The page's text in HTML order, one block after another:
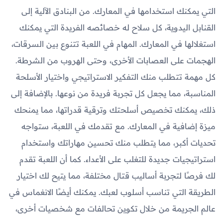
التي يمكنك استخدامها في المعارك. من البنادق الآلية إلى
القنابل اليدوية، كل سلاح له خصائصه الفريدة التي يمكنك
استغلالها في المعارك. المهام في اللعبة تتنوع بين السرقات،
الهجمات على العصابات الأخرى، وحتى الهروب من الشرطة.
كل مهمة تتطلب منك التفكير الاستراتيجي واختيار الأسلحة
المناسبة، مما يجعل كل تجربة فريدة من نوعها. بالإضافة إلى
ذلك، يمكنك تخصيص أسلحتك وترقية قدراتها، مما يمنحك
ميزة إضافية في المعارك. مع تقدمك في اللعبة، ستواجه
تحديات أكبر، مما يتطلب منك تحسين مهاراتك واستخدام
استراتيجيات جديدة للتغلب على الأعداء. كما أن اللعبة تقدم
لك فرصًا لتجربة أساليب قتال مختلفة، مما يتيح لك اختيار
الطريقة التي تناسب أسلوب لعبك. يمكنك أيضًا الانغماس في
عالم الجريمة من خلال تكوين تحالفات مع شخصيات أخرى،